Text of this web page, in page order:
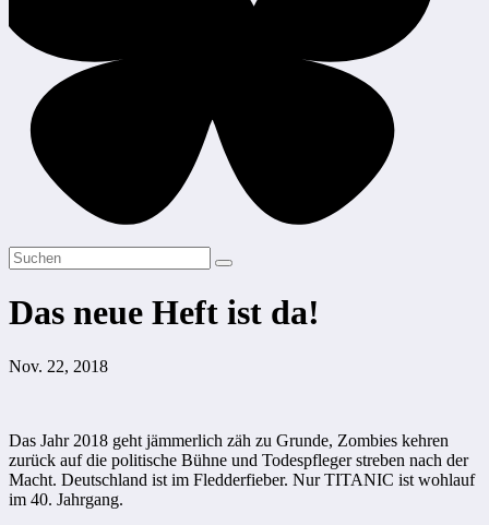
Das neue Heft ist da!
Nov. 22, 2018
Das Jahr 2018 geht jämmerlich zäh zu Grunde, Zombies kehren
zurück auf die politische Bühne und Todespfleger streben nach der
Macht. Deutschland ist im Fledderfieber. Nur TITANIC ist wohlauf
im 40. Jahrgang.